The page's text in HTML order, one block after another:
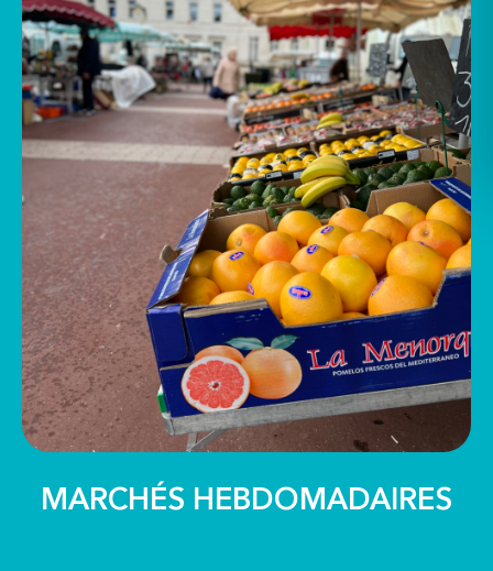
MARCHÉS HEBDOMADAIRES